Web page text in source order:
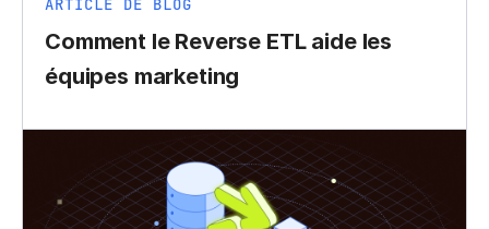
ARTICLE DE BLOG
Comment le Reverse ETL aide les
équipes marketing